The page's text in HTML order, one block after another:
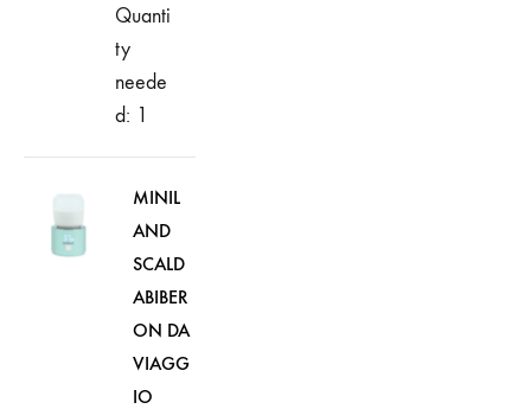
Quanti
ty
neede
d: 1
MINIL
AND
SCALD
ABIBER
ON DA
VIAGG
IO